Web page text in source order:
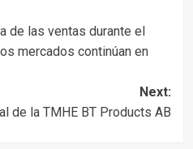
de las ventas durante el
mercados continúan en
Next:
de la TMHE BT Products AB